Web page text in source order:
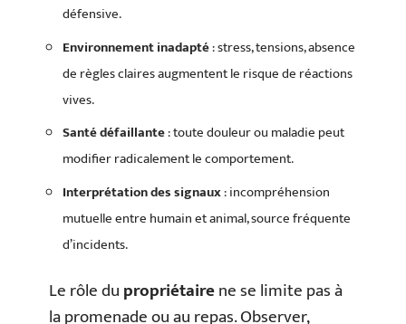
défensive.
Environnement inadapté: stress, tensions, absence
de règles claires augmentent le risque de réactions
vives.
Santé défaillante: toute douleur ou maladie peut
modifier radicalement le comportement.
Interprétation des signaux: incompréhension
mutuelle entre humain et animal, source fréquente
d’incidents.
Le rôle dupropriétairene se limite pas à
la promenade ou au repas. Observer,